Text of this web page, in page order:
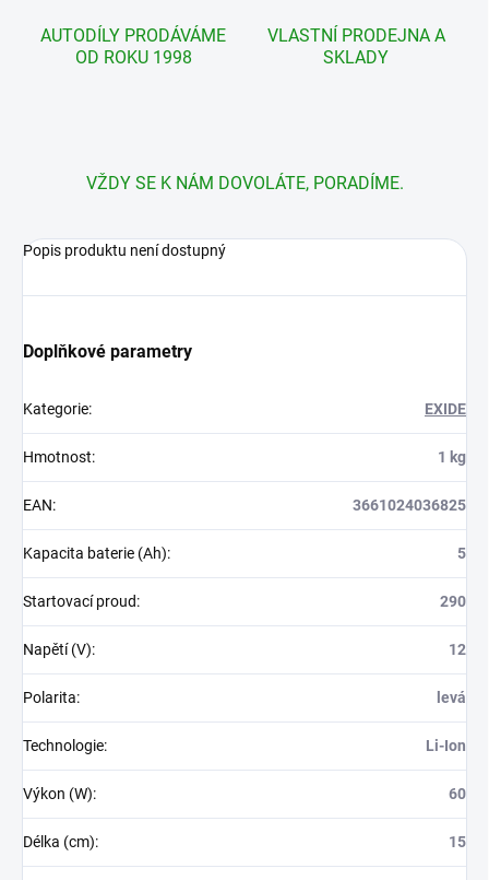
AUTODÍLY PRODÁVÁME
OD ROKU 1998
VLASTNÍ PRODEJNA A
SKLADY
VŽDY SE K NÁM DOVOLÁTE, PORADÍME.
Popis produktu není dostupný
Doplňkové parametry
Kategorie: EXIDE
Hmotnost: 1 kg
EAN: 3661024036825
Kapacita baterie (Ah): 5
Startovací proud: 290
Napětí (V): 12
Polarita: levá
Technologie: Li-Ion
Výkon (W): 60
Délka (cm): 15